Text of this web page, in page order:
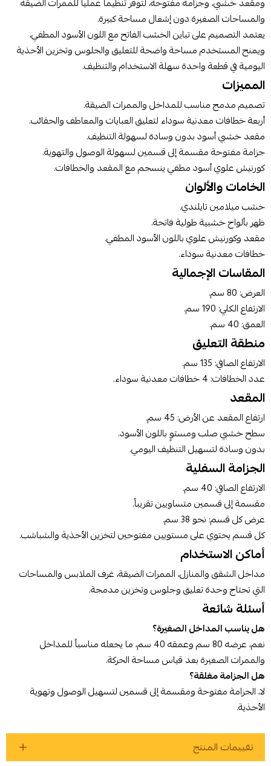
أوافق على سياسة الشراء
اطلب المنتج
والمساحات الصغيرة دون إشغال مساحة كبيرة.
يعتمد التصميم على تباين الخشب الفاتح مع اللون الأسود المطفي،
ويمنح المستخدم مساحة واضحة للتعليق والجلوس وتخزين الأحذية
اليومية في قطعة واحدة سهلة الاستخدام والتنظيف.
المميزات
تصميم مدمج مناسب للمداخل والممرات الضيقة.
أربعة خطافات معدنية سوداء لتعليق العبايات والمعاطف والحقائب.
مقعد خشبي أسود بدون وسادة لسهولة التنظيف.
جزامة مفتوحة مقسمة إلى قسمين لسهولة الوصول والتهوية.
كورنيش علوي أسود مطفي ينسجم مع المقعد والخطافات.
الخامات والألوان
خشب ميلامين تايلندي.
ظهر بألواح خشبية طولية فاتحة.
مقعد وكورنيش علوي باللون الأسود المطفي.
خطافات معدنية سوداء.
المقاسات الإجمالية
العرض: 80 سم.
الارتفاع الكلي: 190 سم.
العمق: 40 سم.
منطقة التعليق
الارتفاع الصافي: 135 سم.
عدد الخطافات: 4 خطافات معدنية سوداء.
المقعد
ارتفاع المقعد عن الأرض: 45 سم.
سطح خشبي صلب ومستوٍ باللون الأسود.
بدون وسادة لتسهيل التنظيف اليومي.
الجزامة السفلية
الارتفاع الصافي: 40 سم.
مقسمة إلى قسمين متساويين تقريباً.
عرض كل قسم: نحو 38 سم.
كل قسم يحتوي على مستويين مفتوحين لتخزين الأحذية والشباشب.
أماكن الاستخدام
مداخل الشقق والمنازل، الممرات الضيقة، غرف الملابس والمساحات
التي تحتاج وحدة تعليق وجلوس وتخزين مدمجة.
أسئلة شائعة
هل يناسب المداخل الصغيرة؟
نعم، عرضه 80 سم وعمقه 40 سم، ما يجعله مناسباً للمداخل
والممرات الصغيرة بعد قياس مساحة الحركة.
هل الجزامة مغلقة؟
لا، الجزامة مفتوحة ومقسمة إلى قسمين لتسهيل الوصول وتهوية
الأحذية.
تقييمات المنتج